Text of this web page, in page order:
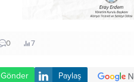
0 7
Gönder Paylaş